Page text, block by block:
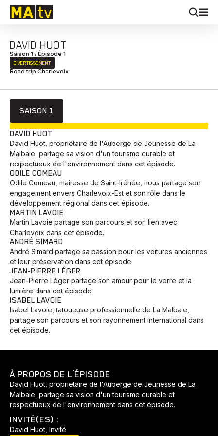
DAVID HUOT
Saison 1 / Épisode 1
DIVERTISSEMENT
Road trip Charlevoix
SAISON 1
DAVID HUOT
David Huot, propriétaire de l'Auberge de Jeunesse de La
Malbaie, partage sa vision d'un tourisme durable et
respectueux de l'environnement dans cet épisode.
ODILE COMEAU
Odile Comeau, mairesse de Saint-Irénée, nous partage son
engagement envers Charlevoix-Est et son rôle dans le
développement régional dans cet épisode.
MARTIN LAVOIE
Martin Lavoie partage son parcours et son lien avec
Charlevoix dans cet épisode.
ANDRÉ SIMARD
André Simard partage sa passion pour les voitures anciennes
et leur préservation dans cet épisode.
JEAN-PIERRE LÉGER
Jean-Pierre Léger partage son amour pour le verre et la
lumière dans cet épisode.
ISABEL LAVOIE
Isabel Lavoie, tatoueuse professionnelle de La Malbaie,
partage son parcours et son rayonnement international dans
cet épisode.
À PROPOS DE L’ÉPISODE
David Huot, propriétaire de l'Auberge de Jeunesse de La
Malbaie, partage sa vision d'un tourisme durable et
respectueux de l'environnement dans cet épisode.
INVITÉ(ES) :
David Huot, Invité